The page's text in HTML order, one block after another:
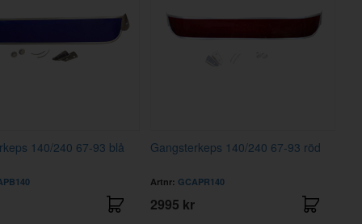
140/240 67-93 blå Gangsterkeps 140/240 67-93 röd
Artnr: GCAPR140
2995 kr